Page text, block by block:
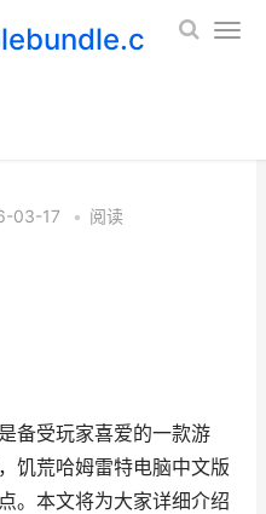
03-17 • 阅读
备受玩家喜爱的一款游
饥荒哈姆雷特电脑中文版
。本文将为大家详细介绍